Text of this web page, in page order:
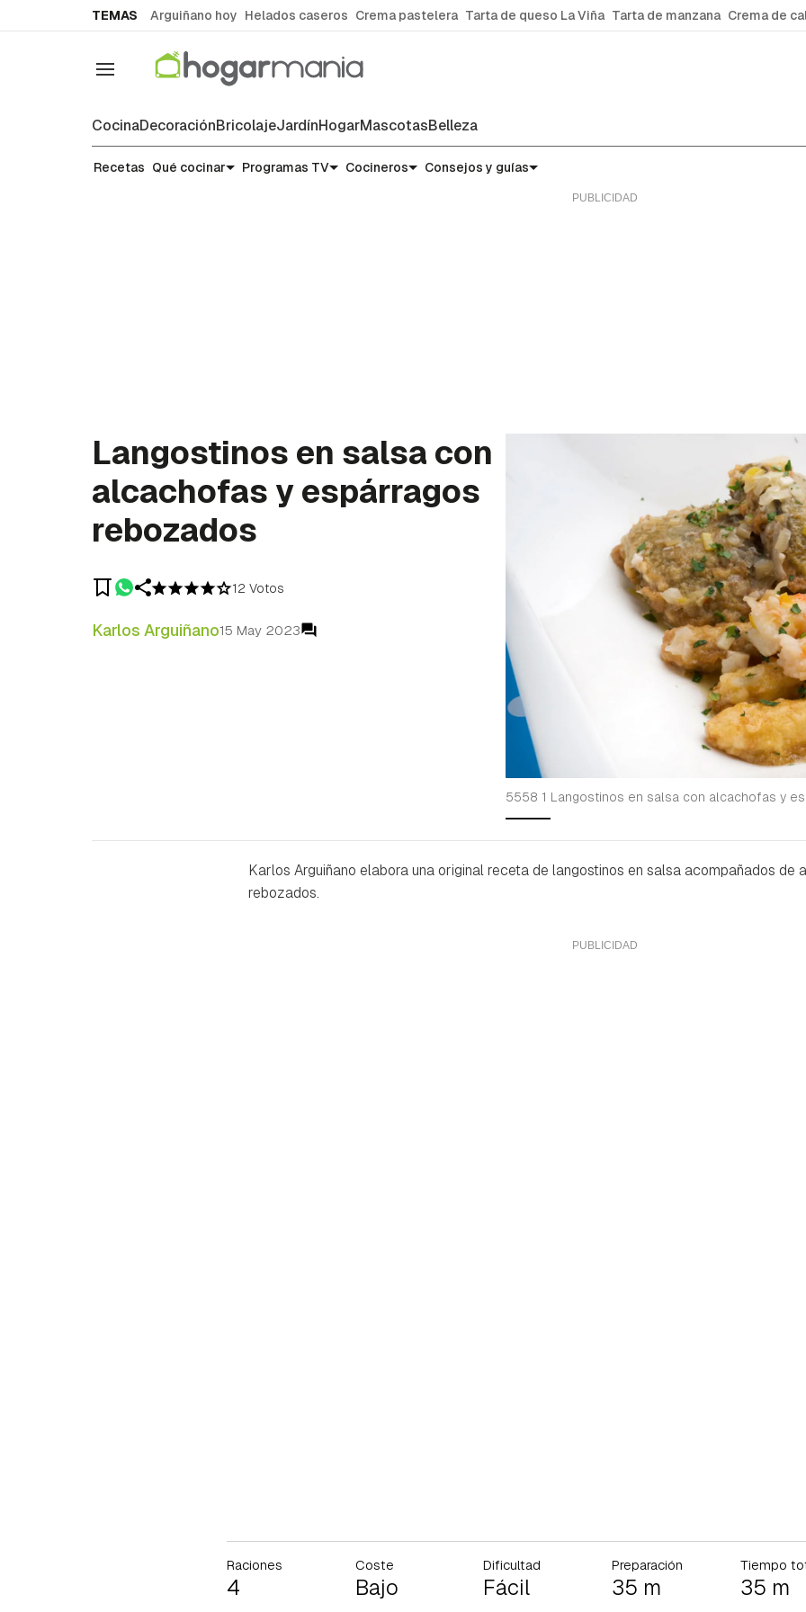
TEMAS Arguiñano hoy Helados caseros Crema pastelera Tarta de queso La Viña Tarta de manzana Crema de
Navegación
CocinaDecoraciónBricolajeJardínHogarMascotasBelleza
Recetas
Recetas Qué cocinar Programas TV Cocineros Consejos y guías
Langostinos en salsa con
alcachofas y espárragos
rebozados
12 Votos
Karlos Arguiñano15 May 2023
5558 1 Langostinos en salsa con alcachofas y
Karlos Arguiñano elabora una original receta de langostinos en salsa acompañados de
rebozados.
Raciones
4
Coste
Bajo
Dificultad
Fácil
Preparación
35 m
Tiempo
35 m